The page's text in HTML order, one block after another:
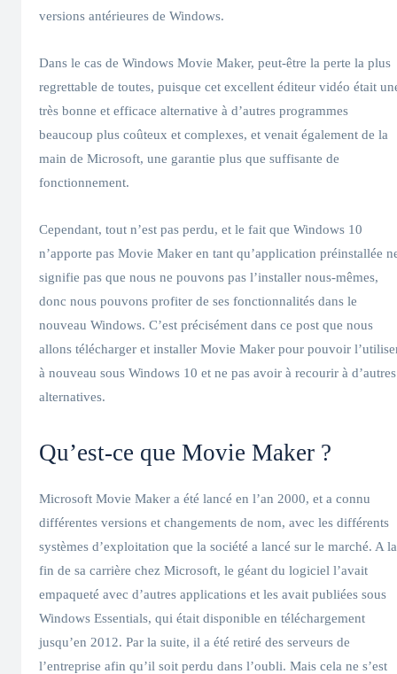
versions antérieures de Windows.
Dans le cas de Windows Movie Maker, peut-être la perte la plus
regrettable de toutes, puisque cet excellent éditeur vidéo était
très bonne et efficace alternative à d’autres programmes
beaucoup plus coûteux et complexes, et venait également de la
main de Microsoft, une garantie plus que suffisante de
fonctionnement.
Cependant, tout n’est pas perdu, et le fait que Windows 10
n’apporte pas Movie Maker en tant qu’application préinstallée
signifie pas que nous ne pouvons pas l’installer nous-mêmes,
donc nous pouvons profiter de ses fonctionnalités dans le
nouveau Windows. C’est précisément dans ce post que nous
allons télécharger et installer Movie Maker pour pouvoir
à nouveau sous Windows 10 et ne pas avoir à recourir à d’autres
alternatives.
Qu’est-ce que Movie Maker ?
Microsoft Movie Maker a été lancé en l’an 2000, et a connu
différentes versions et changements de nom, avec les différents
systèmes d’exploitation que la société a lancé sur le marché. A la
fin de sa carrière chez Microsoft, le géant du logiciel l’avait
empaqueté avec d’autres applications et les avait publiées sous
Windows Essentials, qui était disponible en téléchargement
jusqu’en 2012. Par la suite, il a été retiré des serveurs de
l’entreprise afin qu’il soit perdu dans l’oubli. Mais cela ne s’est